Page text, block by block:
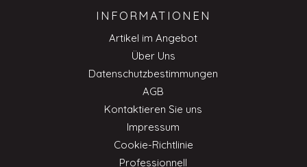
INFORMATIONEN
Artikel im Angebot
Über Uns
Datenschutzbestimmungen
AGB
Kontaktieren Sie uns
Impressum
Cookie-Richtlinie
Professionnell